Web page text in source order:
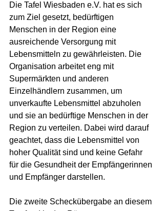
Die Tafel Wiesbaden e.V. hat es sich
zum Ziel gesetzt, bedürftigen
Menschen in der Region eine
ausreichende Versorgung mit
Lebensmitteln zu gewährleisten. Die
Organisation arbeitet eng mit
Supermärkten und anderen
Einzelhändlern zusammen, um
unverkaufte Lebensmittel abzuholen
und sie an bedürftige Menschen in der
Region zu verteilen. Dabei wird darauf
geachtet, dass die Lebensmittel von
hoher Qualität sind und keine Gefahr
für die Gesundheit der Empfängerinnen
und Empfänger darstellen.
Die zweite Scheckübergabe an diesem